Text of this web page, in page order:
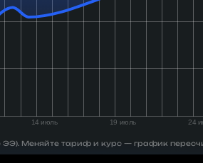
ЭЭ). Меняйте тариф и курс — график